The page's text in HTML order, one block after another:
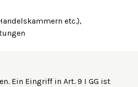
etc.),
. Ein Eingriff in Art. 9 I GG ist